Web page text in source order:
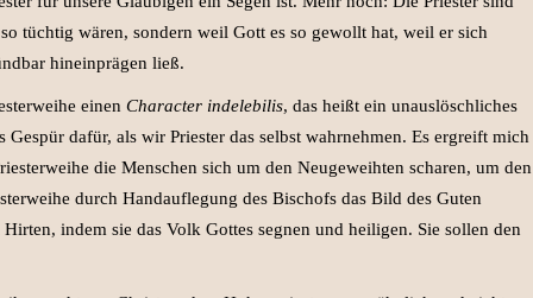
tüchtig wären, sondern weil Gott es so gewollt hat, weil er sich
hineinprägen ließ.
einen Character indelebilis, das heißt ein unauslöschliches
dafür, als wir Priester das selbst wahrnehmen. Es ergreift mich
die Menschen sich um den Neugeweihten scharen, um den
durch Handauflegung des Bischofs das Bild des Guten
indem sie das Volk Gottes segnen und heiligen. Sie sollen den